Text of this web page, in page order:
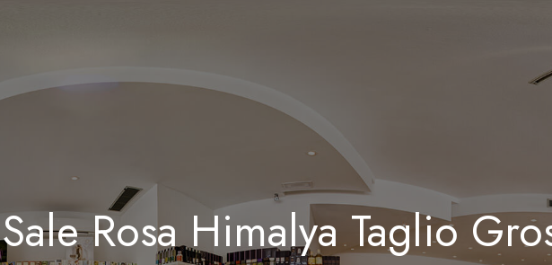
Il Laboratorio
Shop
Olii Essenziali
Contatti
Sale Rosa Himalya Taglio